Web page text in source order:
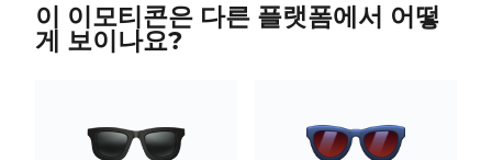
이 이모티콘은 다른 플랫폼에서 어떻
게 보이나요?